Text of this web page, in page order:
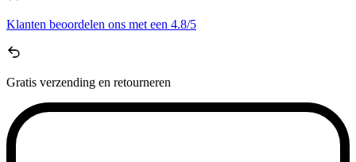
Klanten beoordelen ons met een 4.8/5
Gratis verzending en retourneren